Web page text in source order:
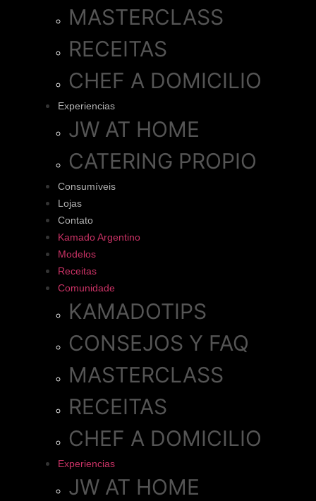
MASTERCLASS
RECEITAS
CHEF A DOMICILIO
Experiencias
JW AT HOME
CATERING PROPIO
Consumíveis
Lojas
Contato
Kamado Argentino
Modelos
Receitas
Comunidade
KAMADOTIPS
CONSEJOS Y FAQ
MASTERCLASS
RECEITAS
CHEF A DOMICILIO
Experiencias
JW AT HOME